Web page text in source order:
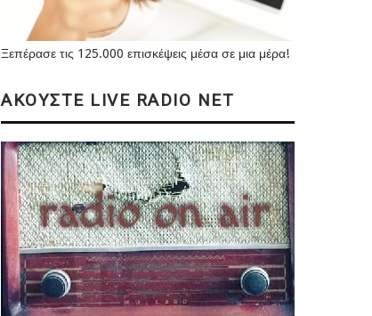
Ξεπέρασε τις 125.000 επισκέψεις μέσα σε μια μέρα!
ΑΚΟΥΣΤΕ LIVE RADIO NET